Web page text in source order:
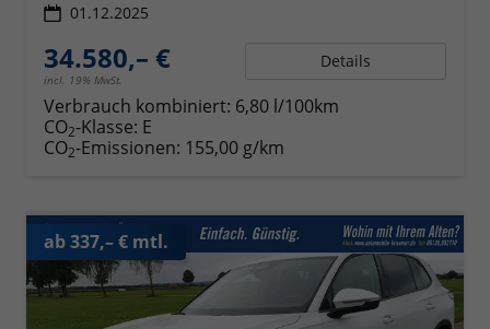
01.12.2025
34.580,– €
incl. 19% MwSt.
Details
Verbrauch kombiniert: 6,80 l/100km
CO2-Klasse: E
CO2-Emissionen: 155,00 g/km
ab 337,– € mtl.